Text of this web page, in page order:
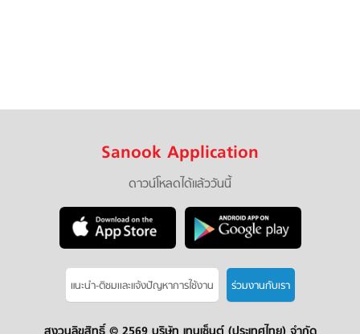
Sanook Application
ดาวน์โหลดได้แล้ววันนี้
แนะนำ-ติชมเเละแจ้งปัญหาการใช้งาน ร่วมงานกับเรา